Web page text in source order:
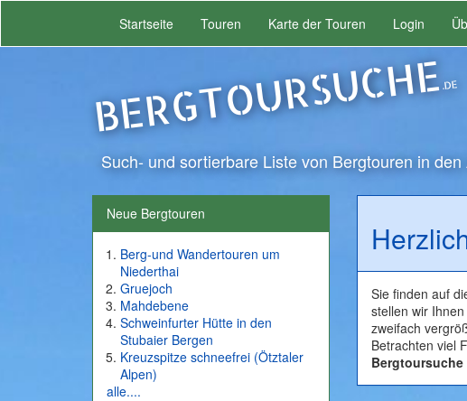
Startseite Touren Karte der Touren Login
BERGTOURSUCHE.DE
Such- und sortierbare Liste von Bergtouren in den
Neue Bergtouren
Berg-und Wandertouren um
Niederthai
Gruejoch
Mahdebene
Schweinfurter Hütte in den
Stubaier Bergen
Kreuzspitze schneefrei (Ötztaler
Alpen)
alle....
Sie finden auf
stellen wir
zweifach
Betrachten viel
Bergtoursuche